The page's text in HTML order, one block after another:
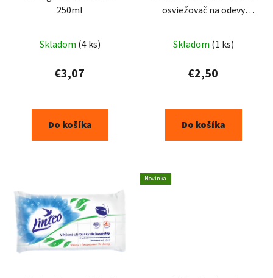
250ml
Skladom (4 ks)
€3,07
Do košíka
osviežovač na odevy
Skladom (1 ks)
€2,50
Do košíka
Novinka